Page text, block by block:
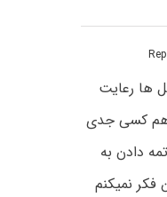
ها رعایت
رو هم کسی جدی
دادن به
نمیکنم